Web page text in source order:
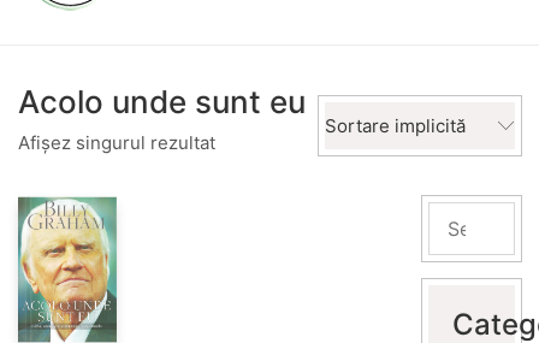
Acolo unde sunt eu
Afișez singurul rezultat
Sortare implicită